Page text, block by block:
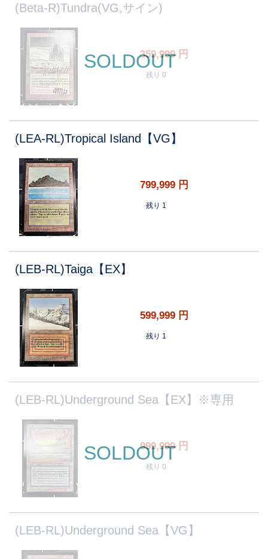
(Beta-R)Tundra(VG,サイン)
359,999円
残り 0
SOLDOUT
(LEA-RL)Tropical Island【VG】
799,999 円
残り 1
(LEB-RL)Taiga【EX】
599,999 円
残り 1
(LEB-RL)Underground Sea【EX】※専用
999,999円
残り 0
SOLDOUT
(LEB-RL)Underground Sea【VG】